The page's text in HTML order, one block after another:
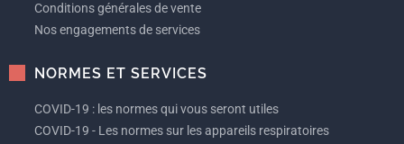
Conditions générales de vente
Nos engagements de services
NORMES ET SERVICES
COVID-19 : les normes qui vous seront utiles
COVID-19 - Les normes sur les appareils respiratoires